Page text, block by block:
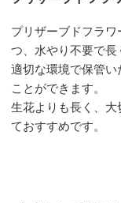
プリザーブドフラ
つ、水やり不要で長
適切な環境で保管
ことができます。
生花よりも長く、
ておすすめです。